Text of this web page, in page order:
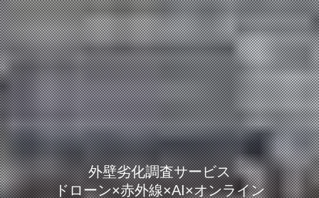
外壁劣化調査サービス
ドローン×赤外線×AI×オンライン